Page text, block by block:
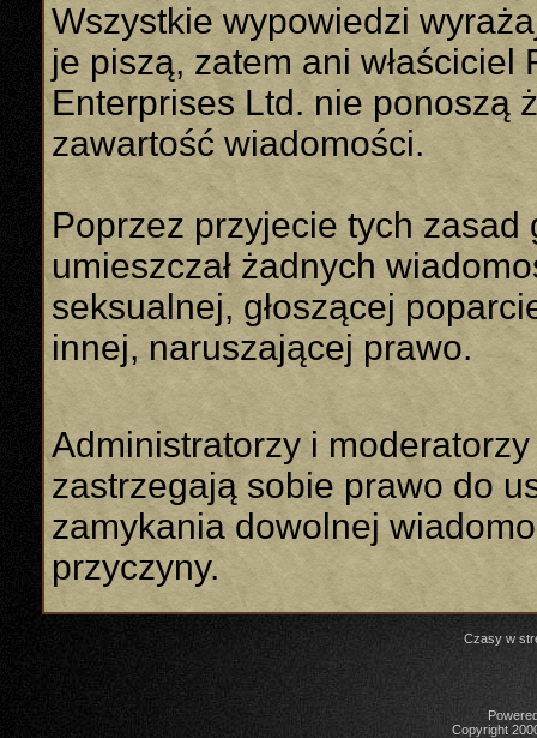
Wszystkie wypowiedzi
je piszą, zatem ani
Enterprises Ltd. nie ponoszą
zawartość wiadomości.
Poprzez przyjecie tych
umieszczał żadnych
seksualnej, głoszącej
innej, naruszającej prawo.
Administratorzy i
zastrzegają sobie prawo do
zamykania dowolnej
przyczyny.
Czasy w
Copyright